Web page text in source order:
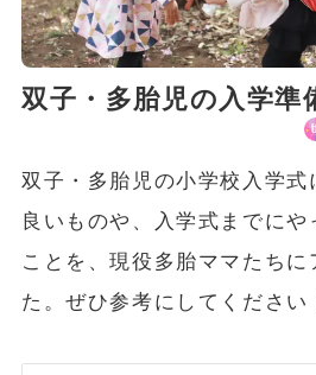
双子・多胎児の入学準
双子・多胎児の小学校入学
良いものや、入学式までに
ことを、現役多胎ママたちに
た。ぜひ参考にしてください